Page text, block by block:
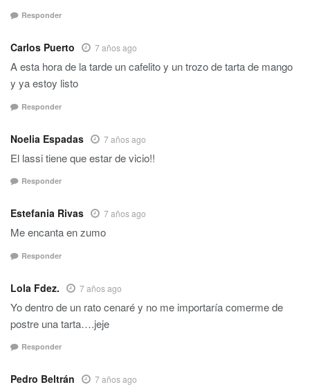
Responder
Carlos Puerto 7 años ago
A esta hora de la tarde un cafelito y un trozo de tarta de mango
y ya estoy listo
Responder
Noelia Espadas 7 años ago
El lassi tiene que estar de vicio!!
Responder
Estefania Rivas 7 años ago
Me encanta en zumo
Responder
Lola Fdez. 7 años ago
Yo dentro de un rato cenaré y no me importaría comerme de
postre una tarta….jeje
Responder
Pedro Beltrán 7 años ago